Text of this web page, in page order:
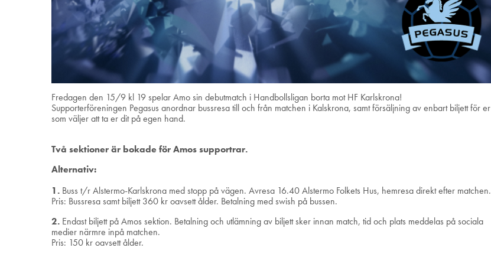
Fredagen den 15/9 kl 19 spelar Amo sin debutmatch i Handbollsligan borta mot HF Karlskrona!
Supporterföreningen Pegasus anordnar bussresa till och från matchen i Kalskrona, samt försäljning av enbart biljett för er
som väljer att ta er dit på egen hand.
Två sektioner är bokade för Amos supportrar.
Alternativ:
1. Buss t/r Alstermo-Karlskrona med stopp på vägen. Avresa 16.40 Alstermo Folkets Hus, hemresa direkt efter matchen.
Pris: Bussresa samt biljett 360 kr oavsett ålder. Betalning med swish på bussen.
2. Endast biljett på Amos sektion. Betalning och utlämning av biljett sker innan match, tid och plats meddelas på sociala
medier närmre inpå matchen.
Pris: 150 kr oavsett ålder.